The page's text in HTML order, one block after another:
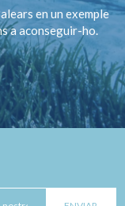
en un exemple
a aconseguir-ho.